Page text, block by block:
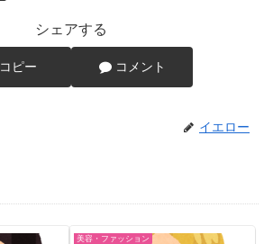
シェアする
コピー コメント
イエロー
美容・ファッション